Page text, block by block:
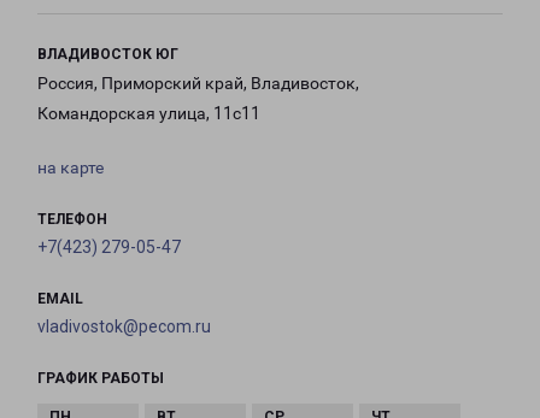
ВЛАДИВОСТОК ЮГ
Россия, Приморский край, Владивосток,
Командорская улица, 11с11
на карте
ТЕЛЕФОН
+7(423) 279-05-47
EMAIL
vladivostok@pecom.ru
ГРАФИК РАБОТЫ